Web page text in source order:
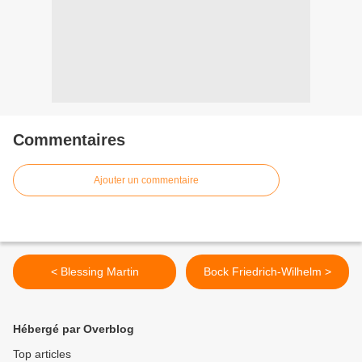
Commentaires
Ajouter un commentaire
< Blessing Martin Bock Friedrich-Wilhelm >
Hébergé par Overblog
Top articles